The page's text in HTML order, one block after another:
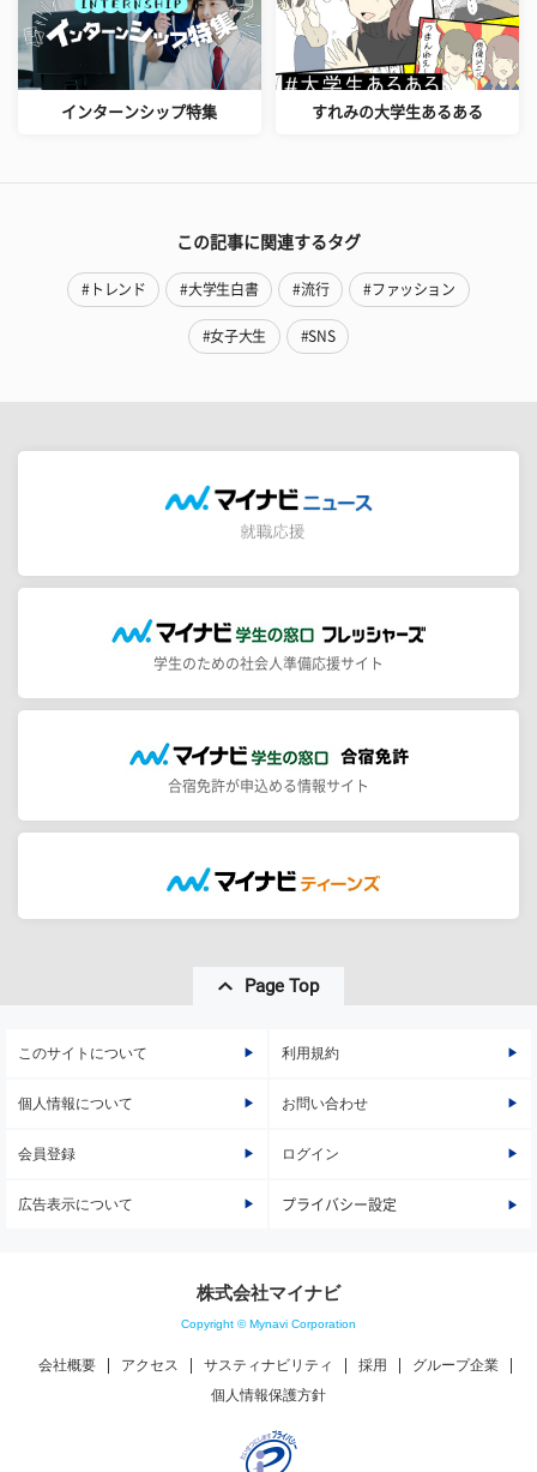
インターンシップ特集 すれみの大学生あるある
この記事に関連するタグ
#トレンド #大学生白書 #流行 #ファッション
#女子大生 #SNS
学生のための社会人準備応援サイト
合宿免許が申込める情報サイト
Page Top
このサイトについて 利用規約
個人情報について お問い合わせ
会員登録 ログイン
広告表示について プライバシー設定
株式会社マイナビ
Copyright © Mynavi Corporation
会社概要 アクセス サスティナビリティ 採用
グループ企業
個人情報保護方針